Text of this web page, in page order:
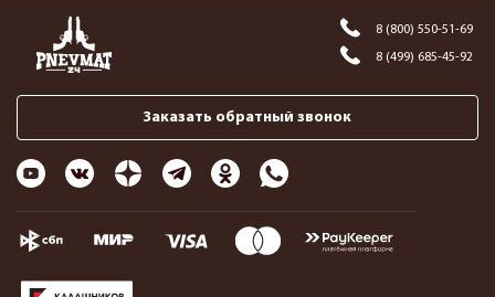
8 (800) 550-51-69
8 (499) 685-45-92
Заказать обратный звонок